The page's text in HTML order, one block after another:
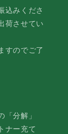
込みくださ
荷させてい
すのでご了
分解」
ナー充て